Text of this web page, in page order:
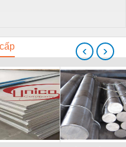
‹ ›